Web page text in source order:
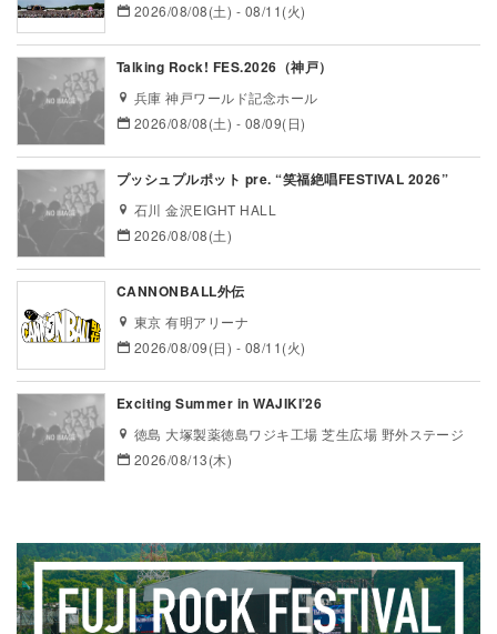
2026/08/08(土) - 08/11(火)
Talking Rock! FES.2026（神戸）
兵庫 神戸ワールド記念ホール
2026/08/08(土) - 08/09(日)
プッシュプルポット pre. “笑福絶唱FESTIVAL 2026”
石川 金沢EIGHT HALL
2026/08/08(土)
CANNONBALL外伝
東京 有明アリーナ
2026/08/09(日) - 08/11(火)
Exciting Summer in WAJIKI’26
徳島 大塚製薬徳島ワジキ工場 芝生広場 野外ステージ
2026/08/13(木)